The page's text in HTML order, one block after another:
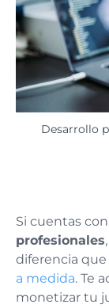
Desarrollo
Si cuentas con
profesionales
diferencia
a medida. Te
monetizar tu